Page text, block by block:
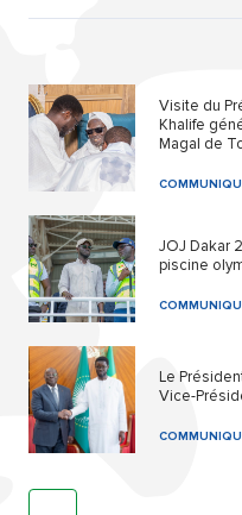
Visite du
Khalife
Magal de
JOJ Dakar
piscine
Le
Vice-